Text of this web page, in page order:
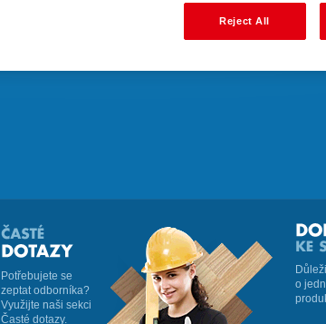
Potřebujete se
zeptat odborníka?
Využijte naši sekci
Časté dotazy.
o
Reject All